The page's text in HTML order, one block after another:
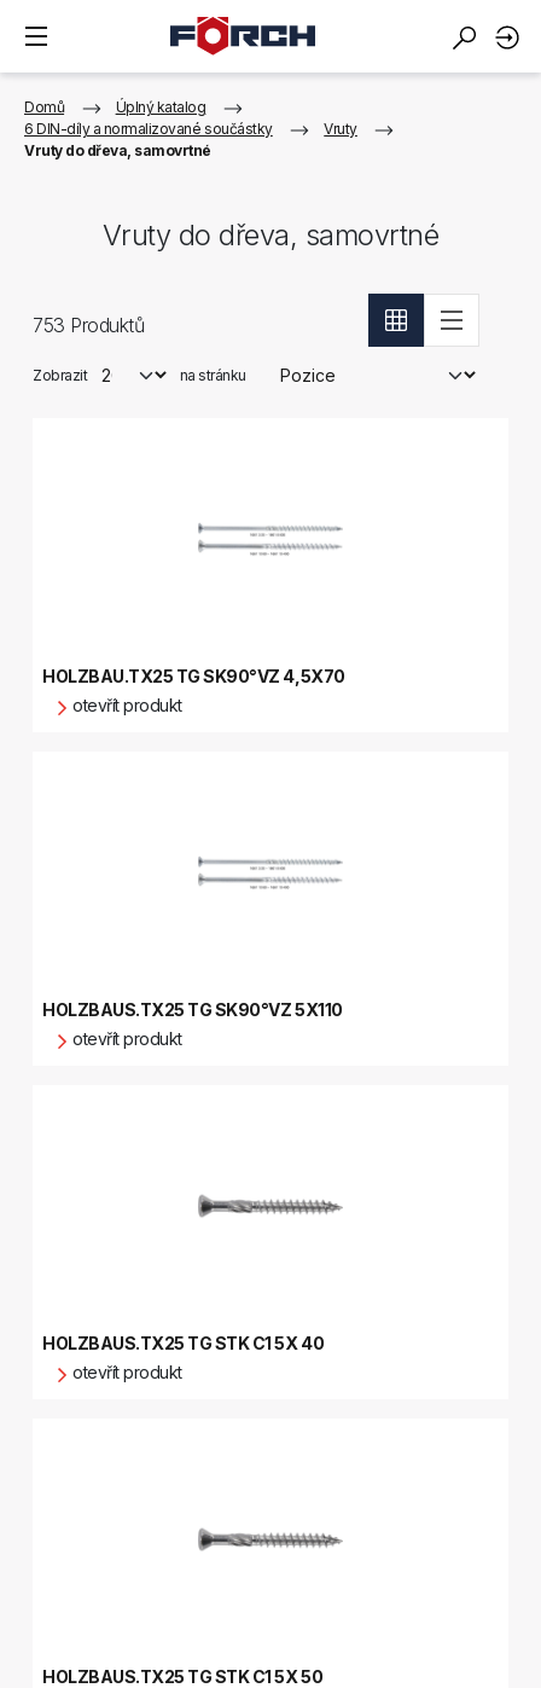
Domů
Úplný katalog
6 DIN-díly a normalizované součástky
Vruty
Vruty do dřeva, samovrtné
Vruty do dřeva, samovrtné
753 Produktů
Zobrazit na stránku
HOLZBAU.TX25 TG SK90°VZ 4,5X70
otevřít produkt
HOLZBAUS.TX25 TG SK90°VZ 5X110
otevřít produkt
HOLZBAUS.TX25 TG STK C1 5X 40
otevřít produkt
HOLZBAUS.TX25 TG STK C1 5X 50